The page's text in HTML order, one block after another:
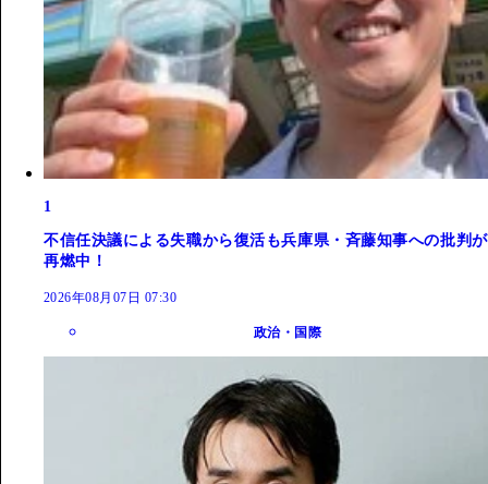
1
不信任決議による失職から復活も兵庫県・斉藤知事への批判が
再燃中！
2026年08月07日 07:30
政治・国際